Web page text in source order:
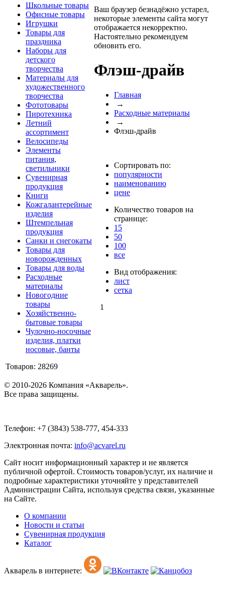
Школьные товары
Офисные товары
Игрушки
Товары для
праздника
Наборы для
детского
творчества
Материалы для
художественного
творчества
Фототовары
Пиротехника
Летний
ассортимент
Велосипеды
Элементы
питания,
светильники
Сувенирная
продукция
Книги
Кожгалантерейные
изделия
Штемпельная
продукция
Санки и снегокаты
Товары для
новорожденных
Товары для воды
Расходные
материалы
Новогодние
товары
Хозяйственно-
бытовые товары
Чулочно-носочные
изделия, платки
носовые, банты
Товаров: 28269
Ваш браузер безнадёжно устарел,
некоторые элементы сайта могут
отображается некорректно.
Настоятельно рекомендуем
обновить его.
Флэш-драйв
Главная
→
Расходные материалы
→
Флэш-драйв
Сортировать по:
популярности
наименованию
цене
Количество товаров на
странице:
15
50
100
все
Вид отображения:
лист
сетка
1
© 2010-2026 Компания «Акварель».
Все права защищены.
Телефон: +7 (3843) 538-777, 454-333
Электронная почта: info@acvarel.ru
Сайт носит информационный характер и не является
публичной офертой. Стоимость товаров/услуг, их наличие и
подробные характеристики уточняйте у представителей
Администрации Сайта, используя средства связи, указанные
на Сайте.
О компании
Новости и статьи
Сувенирная продукция
Каталог
Акварель в интернете: